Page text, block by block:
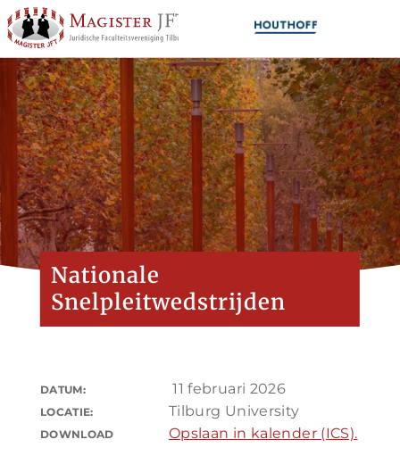
Nationale
Snelpleitwedstrijden
DATUM: 11 februari 2026
LOCATIE: Tilburg University
DOWNLOAD Opslaan in kalender (ICS).